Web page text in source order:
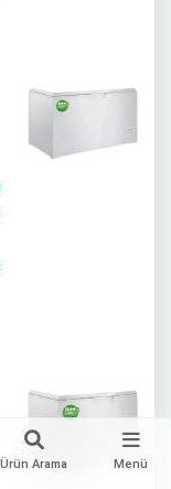
Ürün Arama Menü